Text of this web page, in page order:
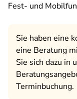
Fest- und
Sie haben eine
eine Beratung
Sie sich dazu in
Terminbuchung.